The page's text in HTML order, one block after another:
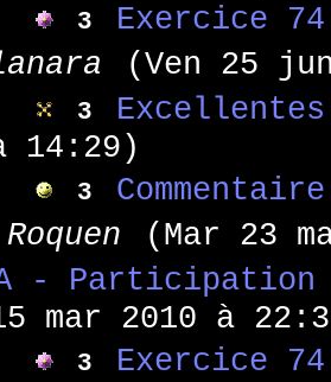
3
Exercice
(Ven 25
3
14:29)
3
(Mar 23
- Participation
mar 2010 à
3
Exercice 74